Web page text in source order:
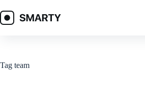
to
content
Tag team